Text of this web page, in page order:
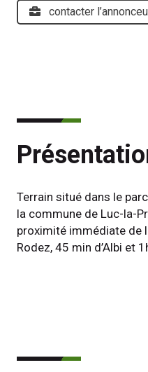
contacter
Terrain situé dans le
la commune de Luc-la-
proximité immédiate de
Rodez, 45 min d’Albi et